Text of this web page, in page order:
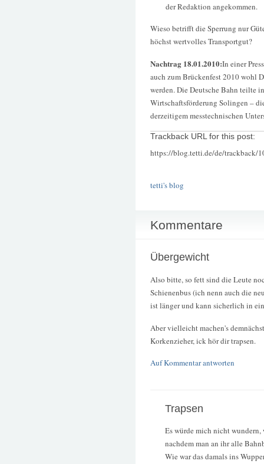
der Redaktion angekommen.
Wieso betrifft die Sperrung nur
höchst wertvolles Transportgut?
Nachtrag 18.01.2010:In einer
auch zum Brückenfest 2010 wohl
werden. Die Deutsche Bahn teilte
Wirtschaftsförderung Solingen –
derzeitigem messtechnischen
Trackback URL for this post:
https://blog.tetti.de/de/trackback/
tetti's blog
Kommentare
Übergewicht
Also bitte, so fett sind die Leute
Schienenbus (ich nenn auch die
ist länger und kann sicherlich in
Aber vielleicht machen's
Korkenzieher, ick hör dir trapsen.
Auf Kommentar antworten
Trapsen
Es würde mich nicht wundern,
nachdem man an ihr alle
Wie war das damals ins